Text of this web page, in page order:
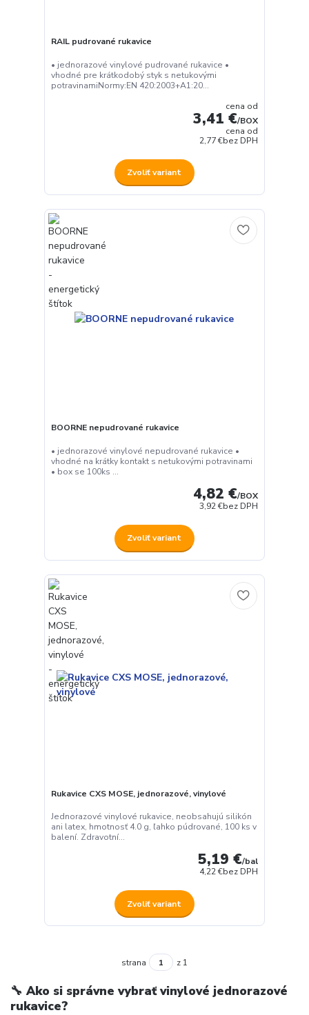
RAIL pudrované rukavice
• jednorazové vinylové pudrované rukavice •
vhodné pre krátkodobý styk s netukovými
potravinamiNormy:EN 420:2003+A1:20...
cena od
3,41 €/BOX
cena od
2,77 €bez DPH
Zvoliť variant
BOORNE nepudrované rukavice
• jednorazové vinylové nepudrované rukavice •
vhodné na krátky kontakt s netukovými potravinami
• box se 100ks ...
4,82 €/BOX
3,92 €bez DPH
Zvoliť variant
Rukavice CXS MOSE, jednorazové, vinylové
Jednorazové vinylové rukavice, neobsahujú silikón
ani latex, hmotnosť 4.0 g, ľahko púdrované, 100 ks v
balení. Zdravotní...
5,19 €/bal
4,22 €bez DPH
Zvoliť variant
strana z 1
🔧Ako si správne vybrať vinylové jednorazové
rukavice?